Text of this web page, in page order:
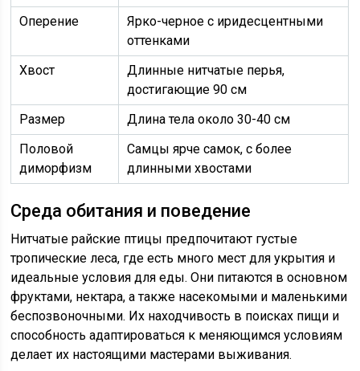
Оперение
Ярко-черное с иридесцентными
оттенками
Хвост
Длинные нитчатые перья,
достигающие 90 см
Размер
Длина тела около 30-40 см
Половой
диморфизм
Самцы ярче самок, с более
длинными хвостами
Среда обитания и поведение
Нитчатые райские птицы предпочитают густые
тропические леса, где есть много мест для укрытия и
идеальные условия для еды. Они питаются в основном
фруктами, нектара, а также насекомыми и маленькими
беспозвоночными. Их находчивость в поисках пищи и
способность адаптироваться к меняющимся условиям
делает их настоящими мастерами выживания.